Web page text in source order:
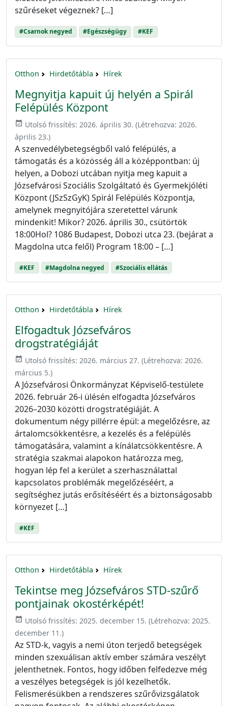
szűréseket végeznek? […]
#Csarnok negyed #Egészségügy #KEF
Otthon Hirdetőtábla Hírek
Megnyitja kapuit új helyén a Spirál
Felépülés Központ
event_available Utolsó frissítés: 2026. április 30. (Létrehozva: 2026.
április 23.)
A szenvedélybetegségből való felépülés, a
támogatás és a közösség áll a középpontban: új
helyen, a Dobozi utcában nyitja meg kapuit a
Józsefvárosi Szociális Szolgáltató és Gyermekjóléti
Központ (JSzSzGyK) Spirál Felépülés Központja,
amelynek megnyitójára szeretettel várunk
mindenkit! Mikor? 2026. április 30., csütörtök
18:00Hol? 1086 Budapest, Dobozi utca 23. (bejárat a
Magdolna utca felől) Program 18:00 – […]
#KEF #Magdolna negyed #Szociális ellátás
Otthon Hirdetőtábla Hírek
Elfogadtuk Józsefváros
drogstratégiáját
event_available Utolsó frissítés: 2026. március 27. (Létrehozva: 2026.
március 5.)
A Józsefvárosi Önkormányzat Képviselő-testülete
2026. február 26-i ülésén elfogadta Józsefváros
2026–2030 közötti drogstratégiáját. A
dokumentum négy pillérre épül: a megelőzésre, az
ártalomcsökkentésre, a kezelés és a felépülés
támogatására, valamint a kínálatcsökkentésre. A
stratégia szakmai alapokon határozza meg,
hogyan lép fel a kerület a szerhasználattal
kapcsolatos problémák megelőzéséért, a
segítséghez jutás erősítéséért és a biztonságosabb
környezet […]
#KEF
Otthon Hirdetőtábla Hírek
Tekintse meg Józsefváros STD-szűrő
pontjainak okostérképét!
event_available Utolsó frissítés: 2025. december 15. (Létrehozva: 2025.
december 11.)
Az STD-k, vagyis a nemi úton terjedő betegségek
minden szexuálisan aktív ember számára veszélyt
jelenthetnek. Fontos, hogy időben felfedezve még
a veszélyes betegségek is jól kezelhetők.
Felismerésükben a rendszeres szűrővizsgálatok